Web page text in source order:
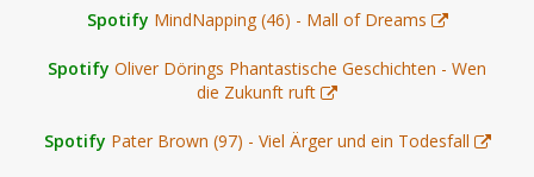
Spotify MindNapping (46) - Mall of Dreams
Spotify Oliver Dörings Phantastische Geschichten - Wen
die Zukunft ruft
Spotify Pater Brown (97) - Viel Ärger und ein Todesfall